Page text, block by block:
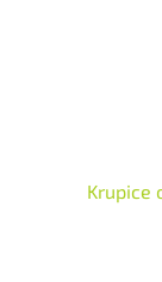
Krupice